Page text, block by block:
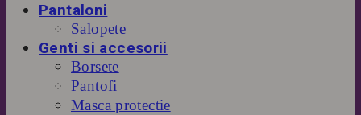
Pantaloni
Salopete
Genti si accesorii
Borsete
Pantofi
Masca protectie